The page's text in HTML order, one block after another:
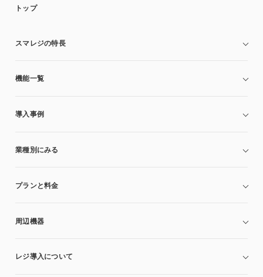
トップ
スマレジの特長
機能一覧
導入事例
業種別にみる
プランと料金
周辺機器
レジ導入について